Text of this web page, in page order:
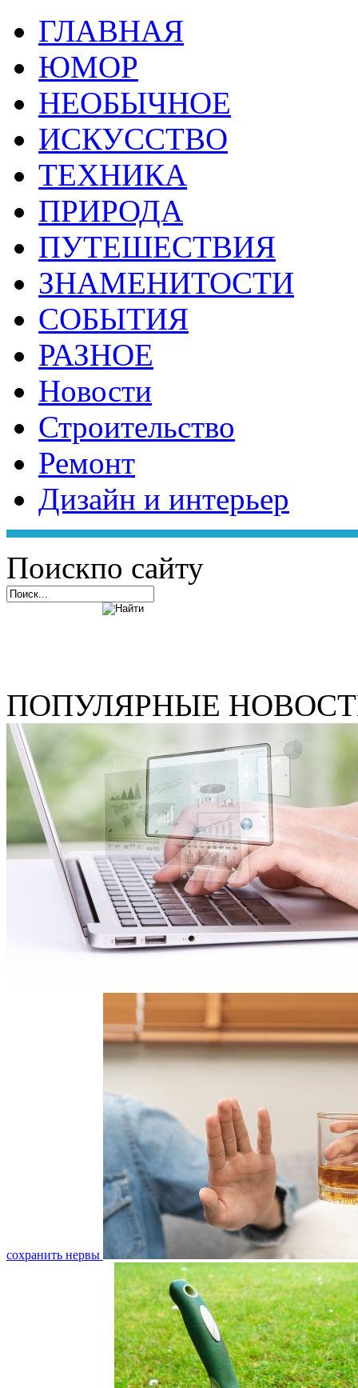
ГЛАВНАЯ
ЮМОР
НЕОБЫЧНОЕ
ИСКУССТВО
ТЕХНИКА
ПРИРОДА
ПУТЕШЕСТВИЯ
ЗНАМЕНИТОСТИ
СОБЫТИЯ
РАЗНОЕ
Новости
Строительство
Ремонт
Дизайн и интерьер
Поискпо сайту
ПОПУЛЯРНЫЕ
сохранить нервы